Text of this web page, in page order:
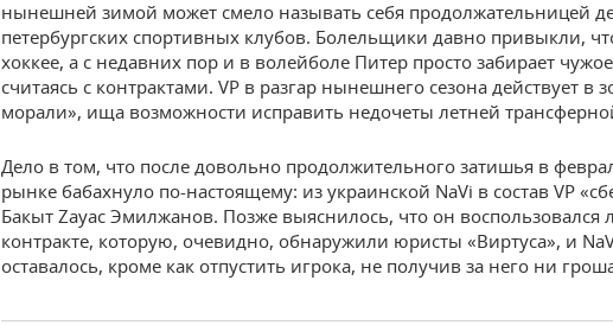
нынешней зимой может смело называть себя продолжательницей
петербургских спортивных клубов. Болельщики давно привыкли,
хоккее, а с недавних пор и в волейболе Питер просто забирает
считаясь с контрактами. VP в разгар нынешнего сезона действует в
морали», ища возможности исправить недочеты летней
Дело в том, что после довольно продолжительного затишья в
рынке бабахнуло по-настоящему: из украинской NaVi в состав VP
Бакыт Zayac Эмилжанов. Позже выяснилось, что он воспользовался
контракте, которую, очевидно, обнаружили юристы «Виртуса», и
оставалось, кроме как отпустить игрока, не получив за него ни